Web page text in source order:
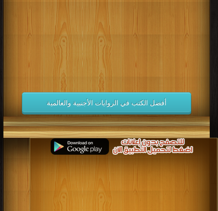
كتب 1992
كتب 1991
كتب 1990
كتب 1989 كتب 1988
كتب 1987
كتب 1984
كتب 1983
كتب 1980
كتب 1979
كتب 1978
كتب 1977 كتب 1976
كتب 1975
كتب 1974
كتب 1973 كتب 1972
كتب 1971
كتب 1970
كتب 1969 كتب 1968
كتب 1967
كتب 1966
كتب 1965 كتب 1964
كتب 1963
كتب 1962
كتب 1961 كتب 1960
كتب 1959
كتب 1957
كتب 1952
كتب 1951
أفضل الكتب في الروايات الأجنبية والعالمية